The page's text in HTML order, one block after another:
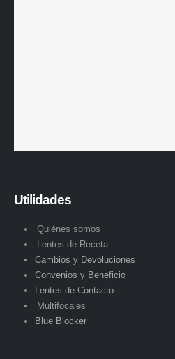
Utilidades
Quiénes somos
Lentes de Receta
Cambios y Devoluciones
Convenios y Beneficio
Lentes de Contacto
Multifocales
Blue Blocker